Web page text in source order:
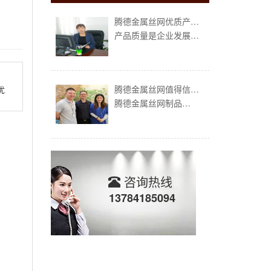
腾德金属丝网优质产…
产品质量是企业发展…
腾德金属丝网值得信…
腾德金属丝网制品…
咨询热线
13784185094